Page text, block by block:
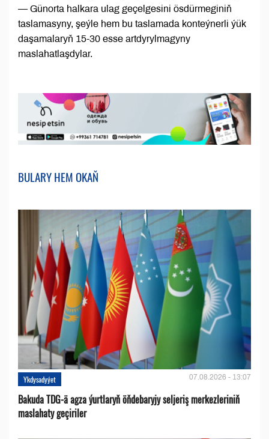
— Günorta halkara ulag geçelgesini ösdürmeginiň
taslamasyny, şeýle hem bu taslamada konteýnerli ýük
daşamalaryň 15-30 esse artdyrylmagyny
maslahatlaşdylar.
BULARY HEM OKAŇ
Ykdysadyýet 07.08.2026 - 13:07
Bakuda TDG-ä agza ýurtlaryň öňdebaryjy seljeriş merkezleriniň
maslahaty geçiriler